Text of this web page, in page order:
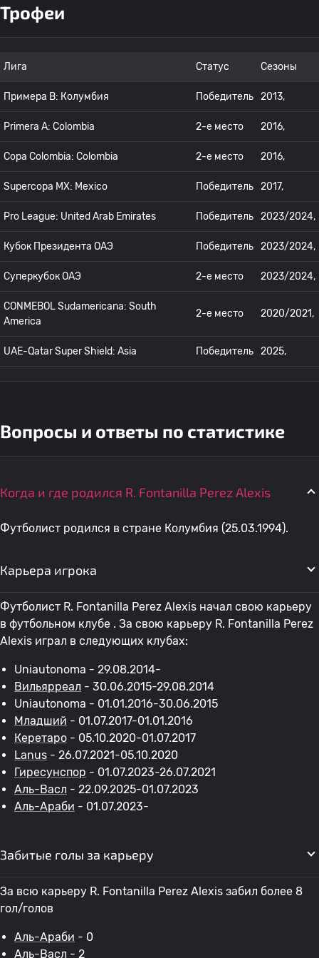
Трофеи
Лига Статус Сезоны
Примера B: Колумбия Победитель 2013,
Primera A: Colombia 2-е место 2016,
Copa Colombia: Colombia 2-е место 2016,
Supercopa MX: Mexico Победитель 2017,
Pro League: United Arab Emirates Победитель 2023/2024,
Кубок Президента ОАЭ Победитель 2023/2024,
Суперкубок ОАЭ 2-е место 2023/2024,
CONMEBOL Sudamericana: South
America
2-е место 2020/2021,
UAE-Qatar Super Shield: Asia Победитель 2025,
Вопросы и ответы по статистике
Когда и где родился R. Fontanilla Perez Alexis
Футболист родился в стране Колумбия (25.03.1994).
Карьера игрока
Футболист R. Fontanilla Perez Alexis начал свою карьеру
в футбольном клубе . За свою карьеру R. Fontanilla Perez
Alexis играл в следующих клубах:
Uniautonoma - 29.08.2014-
Вильярреал - 30.06.2015-29.08.2014
Uniautonoma - 01.01.2016-30.06.2015
Младший - 01.07.2017-01.01.2016
Керетаро - 05.10.2020-01.07.2017
Lanus - 26.07.2021-05.10.2020
Гиресунспор - 01.07.2023-26.07.2021
Аль-Васл - 22.09.2025-01.07.2023
Аль-Араби - 01.07.2023-
Забитые голы за карьеру
За всю карьеру R. Fontanilla Perez Alexis забил более 8
гол/голов
Аль-Араби - 0
Аль-Васл - 2